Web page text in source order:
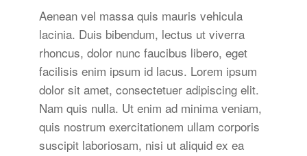
Aenean vel massa quis mauris vehicula
lacinia. Duis bibendum, lectus ut viverra
rhoncus, dolor nunc faucibus libero, eget
facilisis enim ipsum id lacus. Lorem ipsum
dolor sit amet, consectetuer adipiscing elit.
Nam quis nulla. Ut enim ad minima veniam,
quis nostrum exercitationem ullam corporis
suscipit laboriosam, nisi ut aliquid ex ea